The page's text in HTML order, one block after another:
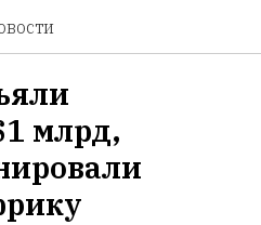
млрд,